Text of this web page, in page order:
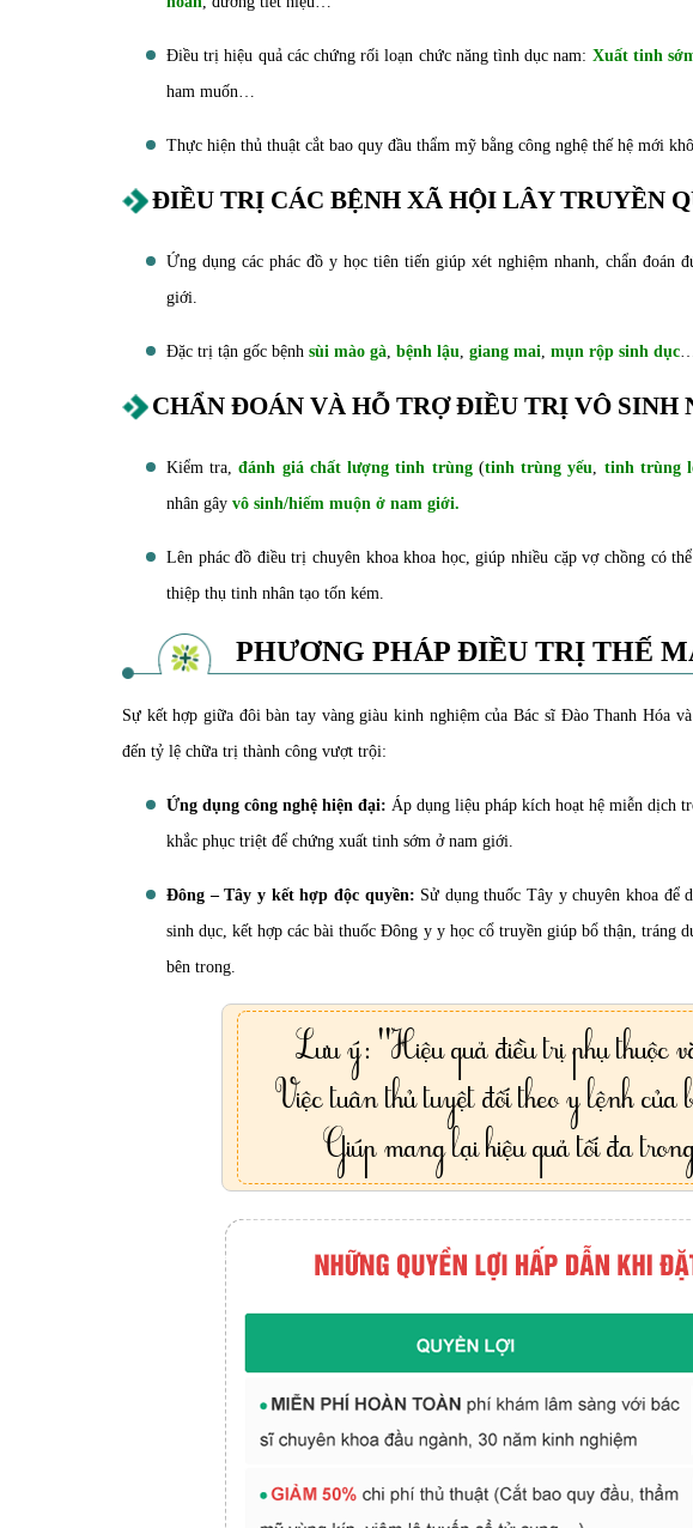
Điều trị hiệu quả các chứng rối loạn chức năng tình dục nam: Xuất tinh
ham muốn…
Thực hiện thủ thuật cắt bao quy đầu thẩm mỹ bằng công nghệ thế hệ mới
ĐIỀU TRỊ CÁC BỆNH XÃ HỘI LÂY TRUYỀN
Ứng dụng các phác đồ y học tiên tiến giúp xét nghiệm nhanh, chẩn đoán
giới.
Đặc trị tận gốc bệnh sùi mào gà, bệnh lậu, giang mai, mụn rộp sinh dục…
CHẨN ĐOÁN VÀ HỖ TRỢ ĐIỀU TRỊ VÔ SINH
Kiểm tra,đánh giá chất lượng tinh trùng(tinh trùng yếu, tinh trùng
nhân gây vô sinh/hiếm muộn ở nam giới.
Lên phác đồ điều trị chuyên khoa khoa học, giúp nhiều cặp vợ chồng có
thiệp thụ tinh nhân tạo tốn kém.
PHƯƠNG PHÁP ĐIỀU TRỊ THẾ
Sự kết hợp giữa đôi bàn tay vàng giàu kinh nghiệm của Bác sĩ Đào Thanh Hóa
đến tỷ lệ chữa trị thành công vượt trội:
Ứng dụng công nghệ hiện đại: Áp dụng liệu pháp kích hoạt hệ miễn dịch
khắc phục triệt để chứng xuất tinh sớm ở nam giới.
Đông – Tây y kết hợp độc quyền: Sử dụng thuốc Tây y chuyên khoa để
sinh dục, kết hợp các bài thuốc Đông y y học cổ truyền giúp bổ thận, tráng
bên trong.
Lưu ý: "Hiệu quả điều trị phụ thuộc
Việc tuân thủ tuyệt đối theo y lệnh
Giúp mang lại hiệu quả tối đa